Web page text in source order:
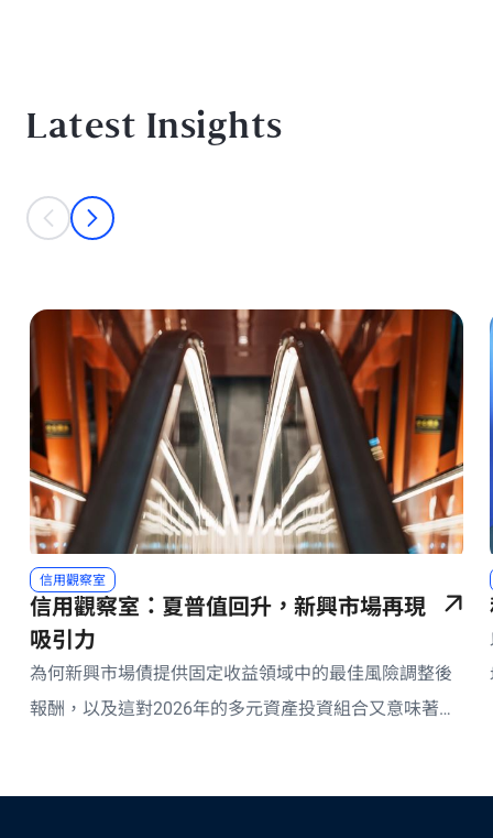
Latest Insights
This is a carousel with individual cards. Use the previous and next
prev
next
信用觀察室
信用觀察室：夏普值回升，新興市場再現
吸引力
為何新興市場債提供固定收益領域中的最佳風險調整後
報酬，以及這對2026年的多元資產投資組合又意味著什